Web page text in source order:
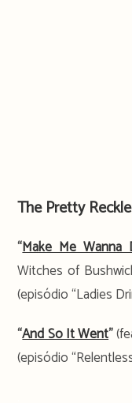
The Pretty
“Make Me Wanna
Witches of
(episódio “Ladies
“And So It Went”
(episódio